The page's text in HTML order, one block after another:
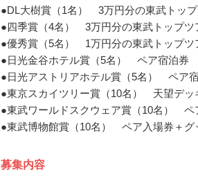
●DL大樹賞（1名） 3万円分の東武トッ
●四季賞（4名） 3万円分の東武トップツ
●優秀賞（5名） 1万円分の東武トップツ
●日光金谷ホテル賞（5名） ペア宿泊券
●日光アストリアホテル賞（5名） ペア
●東京スカイツリー賞（10名） 天望デッ
●東武ワールドスクウェア賞（10名） ペ
●東武博物館賞（10名） ペア入場券＋グ
募集内容